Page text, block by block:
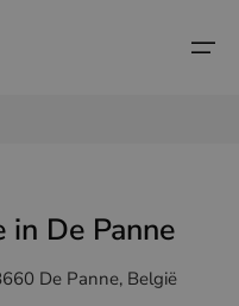
in De Panne
De Panne, België